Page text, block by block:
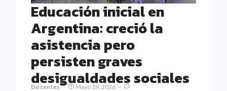
Educación inicial en
Argentina: creció la
asistencia pero
persisten graves
desigualdades sociales
Docentes Mayo 19, 2026